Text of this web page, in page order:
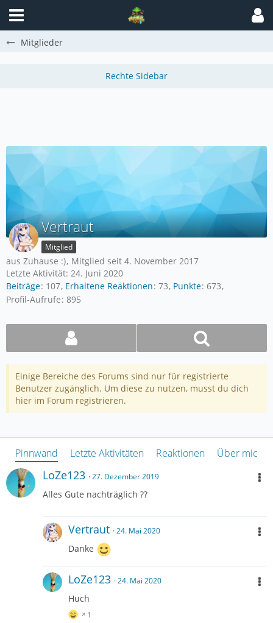
Mitglieder
Vertraut
Mitglied
aus Zuhause :) Mitglied seit 4. November 2017
Letzte Aktivität: 24. Juni 2020
Beiträge 107 Erhaltene Reaktionen 73 Punkte 673
Profil-Aufrufe 895
Einige Bereiche des Forums sind nur für registrierte
Benutzer zugänglich. Um diese zu nutzen, musst du dich
hier im Forum registrieren.
Pinnwand Letzte Aktivitäten Reaktionen Über mich
LoZe123 27. Dezember 2019
Alles Gute nachträglich ??
Vertraut 24. Mai 2020
Danke
LoZe123 24. Mai 2020
Huch
1